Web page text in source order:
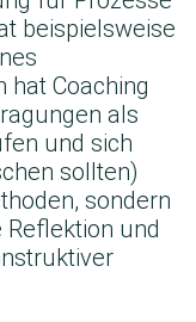
beispielsweise
hat Coaching
als
und sich
sollten)
sondern
und